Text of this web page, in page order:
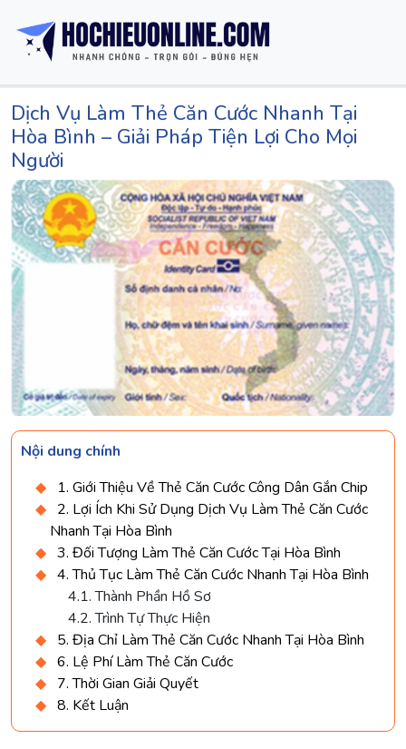
Dịch Vụ Làm Thẻ Căn Cước Nhanh Tại
Hòa Bình – Giải Pháp Tiện Lợi Cho Mọi
Người
Nội dung chính
1. Giới Thiệu Về Thẻ Căn Cước Công Dân Gắn Chip
2. Lợi Ích Khi Sử Dụng Dịch Vụ Làm Thẻ Căn Cước
Nhanh Tại Hòa Bình
3. Đối Tượng Làm Thẻ Căn Cước Tại Hòa Bình
4. Thủ Tục Làm Thẻ Căn Cước Nhanh Tại Hòa Bình
4.1. Thành Phần Hồ Sơ
4.2. Trình Tự Thực Hiện
5. Địa Chỉ Làm Thẻ Căn Cước Nhanh Tại Hòa Bình
6. Lệ Phí Làm Thẻ Căn Cước
7. Thời Gian Giải Quyết
8. Kết Luận